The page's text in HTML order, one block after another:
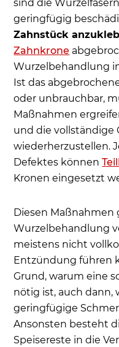
sind die
geringfügig
Zahnstück
Zahnkrone
Wurzelbehandlung
Ist das
oder unbrauchbar,
Maßnahmen
und die vollständige
wiederherzustellen.
Defektes können
Kronen eingesetzt
Diesen Maßnahmen
Wurzelbehandlung
meistens nicht
Entzündung führen
Grund, warum eine
nötig ist, auch dann,
geringfügige
Ansonsten besteht
Speisereste in die